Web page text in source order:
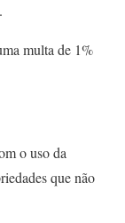
multa de 1%
o uso da
que não